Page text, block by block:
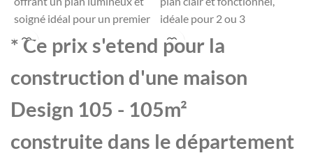
soigné idéal pour un premier
achat ou un budget serré
tout en assurant un
confort familial appréciable.
idéale pour 2 ou 3
chambres, pensée pour la
simplicité et la convivialité
avec un excellent
rapport qualité-prix.
* Ce prix s'etend pour la
construction d'une maison
Design 105 - 105m²
construite dans le département